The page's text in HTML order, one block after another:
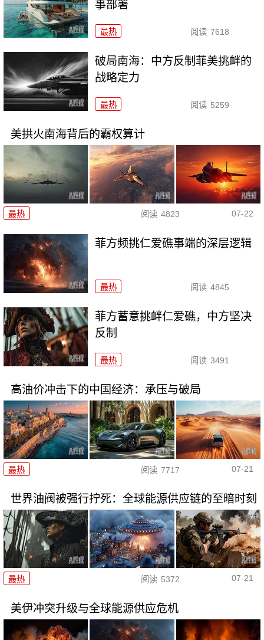
事部署
最热 阅读 7618
破局南海：中方反制菲美挑衅的
战略定力
最热 阅读 5259
美拱火南海背后的霸权算计
最热 阅读 4823 07-22
菲方频挑仁爱礁事端的深层逻辑
最热 阅读 4845
菲方蓄意挑衅仁爱礁，中方坚决
反制
最热 阅读 3491
高油价冲击下的中国经济：承压与破局
最热 阅读 7717 07-21
世界油阀被强行拧死：全球能源供应链的至暗时刻
最热 阅读 5372 07-21
美伊冲突升级与全球能源供应危机